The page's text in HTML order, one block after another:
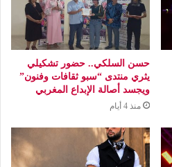
حسن السلكي.. حضور تشكيلي
يثري منتدى “سبو ثقافات وفنون”
ويجسد أصالة الإبداع المغربي
منذ 4 أيام